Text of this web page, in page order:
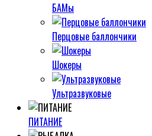
БАМы
Перцовые баллончики
Шокеры
Ультразвуковые
ПИТАНИЕ